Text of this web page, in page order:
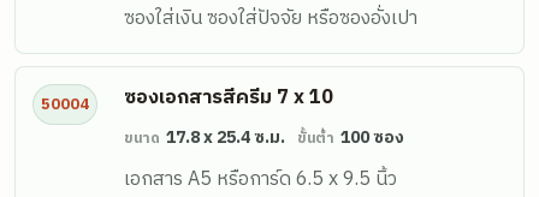
ซองใส่เงิน ซองใส่ปัจจัย หรือซองอั่งเปา
50004 ซองเอกสารสีครีม 7 x 10
ขนาด 17.8 x 25.4 ซ.ม. ขั้นต่ำ 100 ซอง
เอกสาร A5 หรือการ์ด 6.5 x 9.5 นิ้ว